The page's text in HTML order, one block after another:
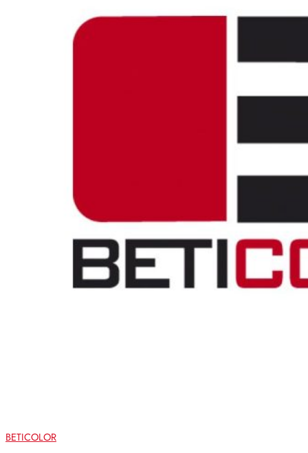
BETICOLOR